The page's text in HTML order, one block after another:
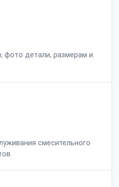
фото детали, размерам и
смесительного